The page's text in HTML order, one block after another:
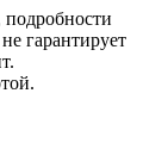
подробности
гарантирует